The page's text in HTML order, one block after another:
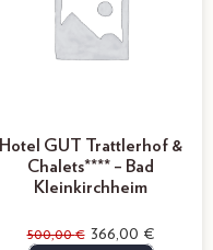
Hotel GUT Trattlerhof &
Chalets**** – Bad
Kleinkirchheim
500,00€ 366,00 €